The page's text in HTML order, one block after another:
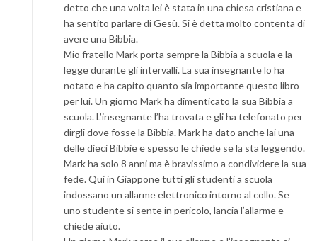
detto che una volta lei è stata in una chiesa cristiana e
ha sentito parlare di Gesù. Si è detta molto contenta di
avere una Bibbia.
Mio fratello Mark porta sempre la Bibbia a scuola e la
legge durante gli intervalli. La sua insegnante lo ha
notato e ha capito quanto sia importante questo libro
per lui. Un giorno Mark ha dimenticato la sua Bibbia a
scuola. L’insegnante l’ha trovata e gli ha telefonato per
dirgli dove fosse la Bibbia. Mark ha dato anche lai una
delle dieci Bibbie e spesso le chiede se la sta leggendo.
Mark ha solo 8 anni ma è bravissimo a condividere la sua
fede. Qui in Giappone tutti gli studenti a scuola
indossano un allarme elettronico intorno al collo. Se
uno studente si sente in pericolo, lancia l’allarme e
chiede aiuto.